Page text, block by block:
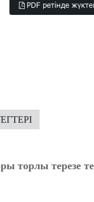
PDF ретінде
терезе